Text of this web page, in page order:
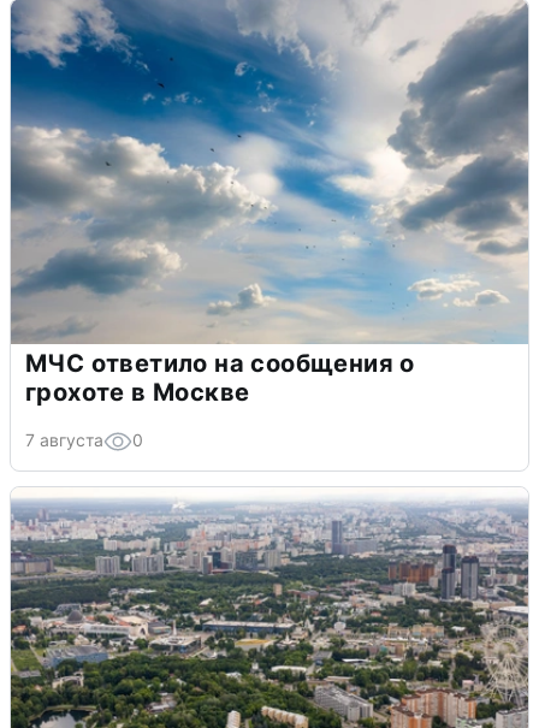
МЧС ответило на сообщения о
грохоте в Москве
7 августа 0